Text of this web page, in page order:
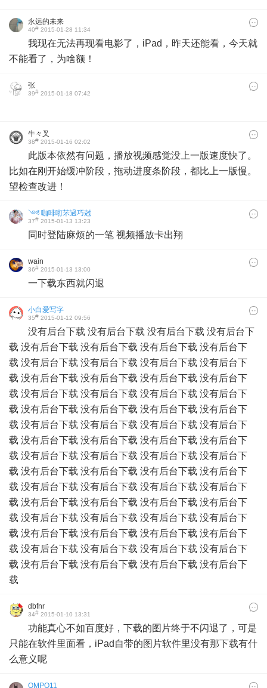
永远的未来
40# 2015-01-28 11:34
我现在无法再现看电影了，iPad，昨天还能看，今天就
不能看了，为啥额！
张
39# 2015-01-18 07:42
牛々叉
38# 2015-01-16 02:02
此版本依然有问题，播放视频感觉没上一版速度快了。
比如在刚开始缓冲阶段，拖动进度条阶段，都比上一版慢。
望检查改进！
༺ 咖啡咑芣過巧尅
劦༻
37# 2015-01-13 13:23
同时登陆麻烦的一笔 视频播放卡出翔
wain
36# 2015-01-13 13:00
一下载东西就闪退
小白爱写字
35# 2015-01-12 09:56
没有后台下载 没有后台下载 没有后台下载 没有后台下
载 没有后台下载 没有后台下载 没有后台下载 没有后台下
载 没有后台下载 没有后台下载 没有后台下载 没有后台下
载 没有后台下载 没有后台下载 没有后台下载 没有后台下
载 没有后台下载 没有后台下载 没有后台下载 没有后台下
载 没有后台下载 没有后台下载 没有后台下载 没有后台下
载 没有后台下载 没有后台下载 没有后台下载 没有后台下
载 没有后台下载 没有后台下载 没有后台下载 没有后台下
载 没有后台下载 没有后台下载 没有后台下载 没有后台下
载 没有后台下载 没有后台下载 没有后台下载 没有后台下
载 没有后台下载 没有后台下载 没有后台下载 没有后台下
载 没有后台下载 没有后台下载 没有后台下载 没有后台下
载 没有后台下载 没有后台下载 没有后台下载 没有后台下
载 没有后台下载 没有后台下载 没有后台下载 没有后台下
载 没有后台下载 没有后台下载 没有后台下载 没有后台下
载 没有后台下载 没有后台下载 没有后台下载 没有后台下
载
dbfnr
34# 2015-01-10 13:31
功能真心不如百度好，下载的图片终于不闪退了，可是
只能在软件里面看，iPad自带的图片软件里没有那下载有什
么意义呢
QMPO11